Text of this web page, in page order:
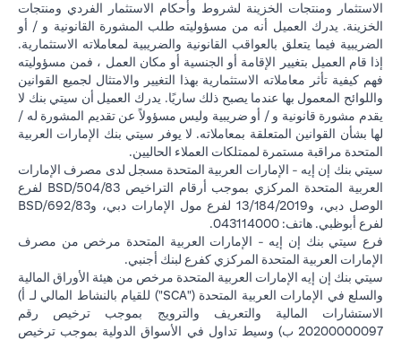
الاستثمار ومنتجات الخزينة لشروط وأحكام الاستثمار الفردي ومنتجات
الخزينة. يدرك العميل أنه من مسؤوليته طلب المشورة القانونية و / أو
الضريبية فيما يتعلق بالعواقب القانونية والضريبية لمعاملاته الاستثمارية.
إذا قام العميل بتغيير الإقامة أو الجنسية أو مكان العمل ، فمن مسؤوليته
فهم كيفية تأثر معاملاته الاستثمارية بهذا التغيير والامتثال لجميع القوانين
واللوائح المعمول بها عندما يصبح ذلك ساريًا. يدرك العميل أن سيتي بنك لا
يقدم مشورة قانونية و / أو ضريبية وليس مسؤولاً عن تقديم المشورة له /
لها بشأن القوانين المتعلقة بمعاملاته. لا يوفر سيتي بنك الإمارات العربية
المتحدة مراقبة مستمرة لممتلكات العملاء الحاليين.
سيتي بنك إن إيه - الإمارات العربية المتحدة مسجل لدى مصرف الإمارات
العربية المتحدة المركزي بموجب أرقام التراخيص BSD/504/83 لفرع
الوصل دبي، و13/184/2019 لفرع مول الإمارات دبي، وBSD/692/83
لفرع أبوظبي. هاتف: 043114000.
فرع سيتي بنك إن إيه - الإمارات العربية المتحدة مرخص من مصرف
الإمارات العربية المتحدة المركزي كفرع لبنك أجنبي.
سيتي بنك إن إيه الإمارات العربية المتحدة مرخص من هيئة الأوراق المالية
والسلع في الإمارات العربية المتحدة ("SCA") للقيام بالنشاط المالي لـ أ)
الاستشارات المالية والتعريف والترويج بموجب ترخيص رقم
20200000097 ب) وسيط تداول في الأسواق الدولية بموجب ترخيص